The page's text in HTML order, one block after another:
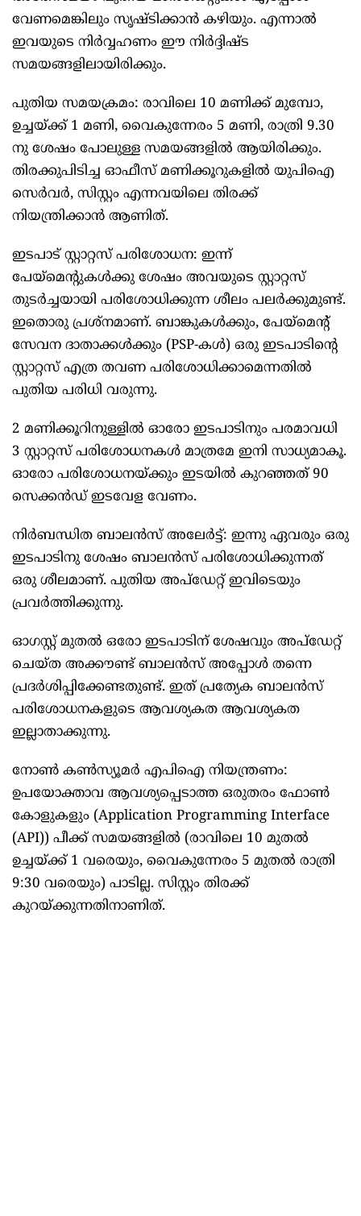
വേണമെങ്കിലും സൃഷ്ടിക്കാന്‍ കഴിയും. എന്നാല്‍
ഇവയുടെ നിര്‍വ്വഹണം ഈ നിര്‍ദ്ദിഷ്ട
സമയങ്ങളിലായിരിക്കും.
പുതിയ സമയക്രമം: രാവിലെ 10 മണിക്ക് മുമ്പോ,
ഉച്ചയ്ക്ക് 1 മണി, വൈകുന്നേരം 5 മണി, രാത്രി 9.30
നു ശേഷം പോലുള്ള സമയങ്ങളില്‍ ആയിരിക്കും.
തിരക്കുപിടിച്ച ഓഫീസ് മണിക്കൂറുകളില്‍ യുപിഐ
സെര്‍വര്‍, സിസ്റ്റം എന്നവയിലെ തിരക്ക്
നിയന്ത്രിക്കാന്‍ ആണിത്.
ഇടപാട് സ്റ്റാറ്റസ് പരിശോധന: ഇന്ന്
പേയ്‌മെന്റുകള്‍ക്കു ശേഷം അവയുടെ സ്റ്റാറ്റസ്
തുടര്‍ച്ചയായി പരിശോധിക്കുന്ന ശീലം പലര്‍ക്കുമുണ്ട്.
ഇതൊരു പ്രശ്‌നമാണ്. ബാങ്കുകള്‍ക്കും, പേയ്മെന്റ്
സേവന ദാതാക്കള്‍ക്കും (PSP-കള്‍) ഒരു ഇടപാടിന്റെ
സ്റ്റാറ്റസ് എത്ര തവണ പരിശോധിക്കാമെന്നതില്‍
പുതിയ പരിധി വരുന്നു.
2 മണിക്കൂറിനുള്ളില്‍ ഓരോ ഇടപാടിനും പരമാവധി
3 സ്റ്റാറ്റസ് പരിശോധനകള്‍ മാത്രമേ ഇനി സാധ്യമാകൂ.
ഓരോ പരിശോധനയ്ക്കും ഇടയില്‍ കുറഞ്ഞത് 90
സെക്കന്‍ഡ് ഇടവേള വേണം.
നിര്‍ബന്ധിത ബാലന്‍സ് അലേര്‍ട്ട്: ഇന്നു ഏവരും ഒരു
ഇടപാടിനു ശേഷം ബാലന്‍സ് പരിശോധിക്കുന്നത്
ഒരു ശീലമാണ്. പുതിയ അപ്‌ഡേറ്റ് ഇവിടെയും
പ്രവര്‍ത്തിക്കുന്നു.
ഓഗസ്റ്റ് മുതല്‍ ഒരോ ഇടപാടിന് ശേഷവും അപ്ഡേറ്റ്
ചെയ്ത അക്കൗണ്ട് ബാലന്‍സ് അപ്പോള്‍ തന്നെ
പ്രദര്‍ശിപ്പിക്കേണ്ടതുണ്ട്. ഇത് പ്രത്യേക ബാലന്‍സ്
പരിശോധനകളുടെ ആവശ്യകത ആവശ്യകത
ഇല്ലാതാക്കുന്നു.
നോണ്‍ കണ്‍സ്യൂമര്‍ എപിഐ നിയന്ത്രണം:
ഉപയോക്താവ ആവശ്യപ്പെടാത്ത ഒരുതരം ഫോണ്‍
കോളുകളും (Application Programming Interface
(API)) പീക്ക് സമയങ്ങളില്‍ (രാവിലെ 10 മുതല്‍
ഉച്ചയ്ക്ക് 1 വരെയും, വൈകുന്നേരം 5 മുതല്‍ രാത്രി
9:30 വരെയും) പാടില്ല. സിസ്റ്റം തിരക്ക്
കുറയ്ക്കുന്നതിനാണിത്.